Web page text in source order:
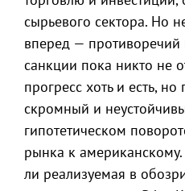
сырьевого сектора. Но
вперед — противоречий
санкции пока никто не
прогресс хоть и есть,
скромный и
гипотетическом
рынка к
ли реализуемая в